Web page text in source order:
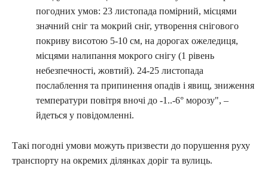
погодних умов: 23 листопада помірний, місцями
значний сніг та мокрий сніг, утворення снігового
покриву висотою 5-10 см, на дорогах ожеледиця,
місцями налипання мокрого снігу (1 рівень
небезпечності, жовтий). 24-25 листопада
послаблення та припинення опадів і явищ, зниження
температури повітря вночі до -1..-6° морозу", –
йдеться у повідомленні.
Такі погодні умови можуть призвести до порушення руху
транспорту на окремих ділянках доріг та вулиць.